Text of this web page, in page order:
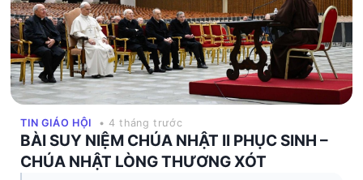
TIN GIÁO HỘI • 4 tháng trước
BÀI SUY NIỆM CHÚA NHẬT II PHỤC SINH –
CHÚA NHẬT LÒNG THƯƠNG XÓT